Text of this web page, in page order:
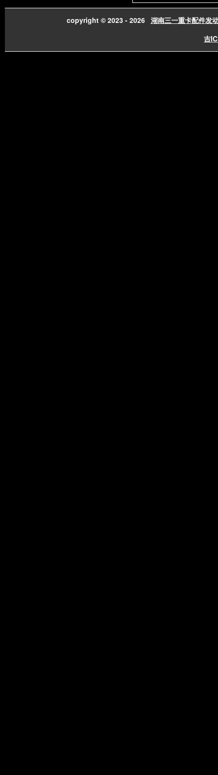
copyright © 2023 - 2026 湖南三一重卡配件发
吉